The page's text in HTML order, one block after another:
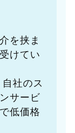
を挟ま
けてい
自社のス
サービ
低価格